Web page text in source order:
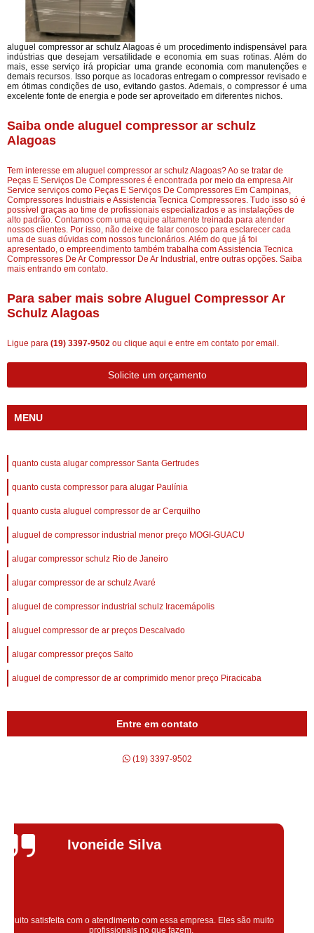
aluguel compressor ar schulz Alagoas é um procedimento indispensável para
indústrias que desejam versatilidade e economia em suas rotinas. Além do
mais, esse serviço irá propiciar uma grande economia com manutenções e
demais recursos. Isso porque as locadoras entregam o compressor revisado e
em ótimas condições de uso, evitando gastos. Ademais, o compressor é uma
excelente fonte de energia e pode ser aproveitado em diferentes nichos.
Saiba onde aluguel compressor ar schulz
Alagoas
Tem interesse em aluguel compressor ar schulz Alagoas? Ao se tratar de
Peças E Serviços De Compressores é encontrada por meio da empresa Air
Service serviços como Peças E Serviços De Compressores Em Campinas,
Compressores Industriais e Assistencia Tecnica Compressores. Tudo isso só é
possível graças ao time de profissionais especializados e as instalações de
alto padrão. Contamos com uma equipe altamente treinada para atender
nossos clientes. Por isso, não deixe de falar conosco para esclarecer cada
uma de suas dúvidas com nossos funcionários. Além do que já foi
apresentado, o empreendimento também trabalha com Assistencia Tecnica
Compressores De Ar Compressor De Ar Industrial, entre outras opções. Saiba
mais entrando em contato.
Para saber mais sobre Aluguel Compressor Ar
Schulz Alagoas
Ligue para (19) 3397-9502 ou clique aqui e entre em contato por email.
Solicite um orçamento
MENU
quanto custa alugar compressor Santa Gertrudes
quanto custa compressor para alugar Paulínia
quanto custa aluguel compressor de ar Cerquilho
aluguel de compressor industrial menor preço MOGI-GUACU
alugar compressor schulz Rio de Janeiro
alugar compressor de ar schulz Avaré
aluguel de compressor industrial schulz Iracemápolis
aluguel compressor de ar preços Descalvado
alugar compressor preços Salto
aluguel de compressor de ar comprimido menor preço Piracicaba
Entre em contato
(19) 3397-9502
Silvana Alves
Super satisfeita com o serviço prestado, atendimento muito bom!
colaoradores educado e transparente, destaque para o colaborador